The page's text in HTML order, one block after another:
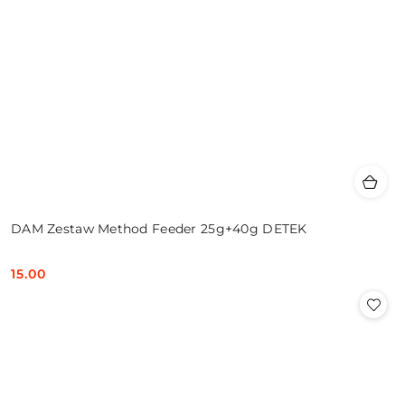
DAM Zestaw Method Feeder 25g+40g DETEK
Cena:
15.00